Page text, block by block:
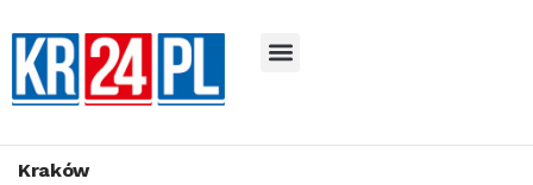
Kraków